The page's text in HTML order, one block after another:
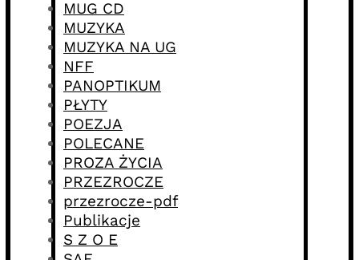
MUG CD
MUZYKA
MUZYKA NA UG
NFF
PANOPTIKUM
PŁYTY
POEZJA
POLECANE
PROZA ŻYCIA
PRZEZROCZE
przezrocze-pdf
Publikacje
S Z O E